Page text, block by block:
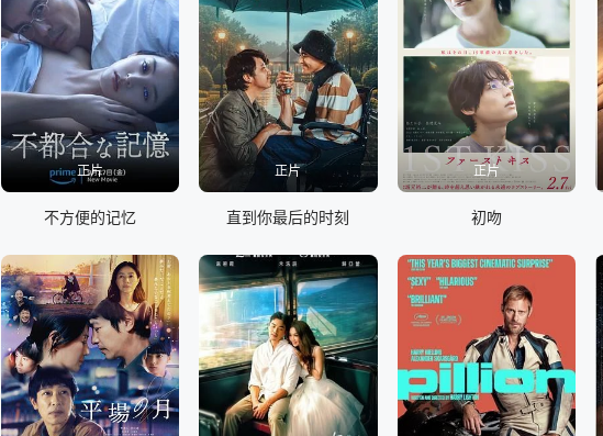
正片
不方便的记忆
正片
直到你最后的时刻
正片
初吻